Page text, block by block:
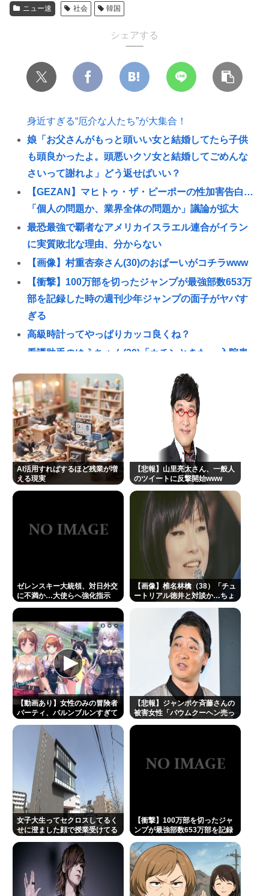
ニュー速 社会 韓国
シェアする
身近すぎる“厄介な人たち”が大集合！
娘「お父さんがもっと頭いい女と結婚してたら子供
も頭良かったよ。頭悪いクソ女と結婚してごめんな
さいって謝れよ」どう返せばいい？
【GEZAN】マヒトゥ・ザ・ピーポーの性加害告白…
「個人の問題か、業界全体の問題か」議論が拡大
最恐最強で覇者なアメリカイスラエル連合がイラン
に実質敗北な理由、分からない
【画像】村重杏奈さん(30)のおぱーいがコチラwww
【衝撃】100万部を切ったジャンプが最強部数653万
部を記録した時の週刊少年ジャンプの面子がヤバす
ぎる
高級時計ってやっぱりカッコ良くね？
看護助手のゆうちゃん(30)「カチンときた」 入院患
家賃値上がりで「シェアハウス」需要増。働き盛り
の男8人いれば一軒家暮らしも余裕で毎日楽しい
メンタリストDaiGo「SNS最大のデメリットは口を
開く価値がない奴が発信できるようになったこと」
三浦マイルド「その姿は、紛れもなく芸人でした」
清水良太郎さんのステージ回想し追悼
みいちゃんは予定通りTVでアニメを流すべきだと思
【画像】アトリエファン「アトリエはエ口いゲーム
じゃない！ライザを性的な目で見てる奴はにわ
大物ミュージシャンが投稿「日本国憲法の3大原則を
絶対に変えさせてはならない」
高市「外国人が増える日本で、永住権を与えられた
ら生活保護を貰うなんて人が増えては困る。日本人
以上の水準の人のみ許可します」
【正論】有吉「『俺テレビ見ない』って言う奴おか
しいだろ。団子屋で『団子食べない』って言う
か？」
Powered by livedoor 相互RSS
AI活用すればするほど残業が増
える現実
【悲報】山里亮太さん、一般人
のツイートに反撃開始www
ゼレンスキー大統領、対日外交
に不満か…大使らへ強化指示
【画像】椎名林檎（38）「チュ
ートリアル徳井と対談か…ちょ
【Pickup05154359】
【動画あり】女性のみの冒険者
パーティ、バルンブルンすぎて
【悲報】ジャンポケ斉藤さんの
被害女性「バウムクーヘン売っ
女子大生ってセクロスしてるく
せに澄ました顔で授業受けてる
【衝撃】100万部を切ったジャ
ンプが最強部数653万部を記録
子がヤバすぎる